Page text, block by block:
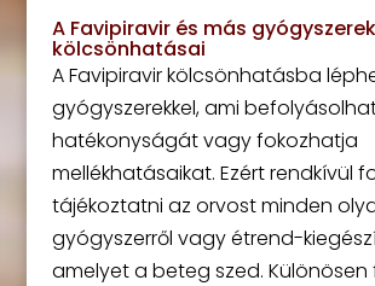
A Favipiravir és más gyógyszerek
kölcsönhatásai
A Favipiravir kölcsönhatásba
gyógyszerekkel, ami
hatékonyságát vagy fokozhatja
mellékhatásaikat. Ezért rendkívül
tájékoztatni az orvost minden
gyógyszerről vagy étrend-
amelyet a beteg szed.